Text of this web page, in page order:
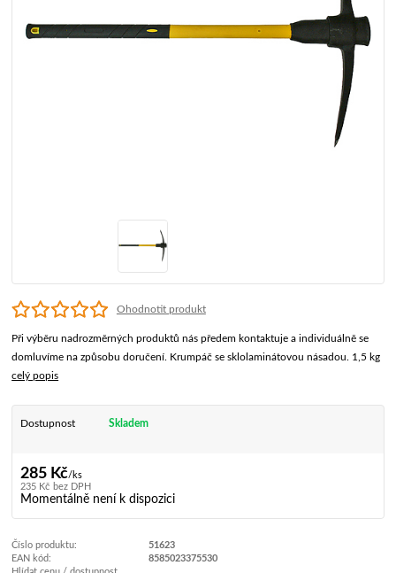
Ohodnotit produkt
Při výběru nadrozměrných produktů nás předem kontaktuje a individuálně se
domluvíme na způsobu doručení. Krumpáč se sklolaminátovou násadou. 1,5 kg
celý popis
Dostupnost Skladem
285 Kč/ks
235 Kč bez DPH
Momentálně není k dispozici
Číslo produktu:
51623
EAN kód:
8585023375530